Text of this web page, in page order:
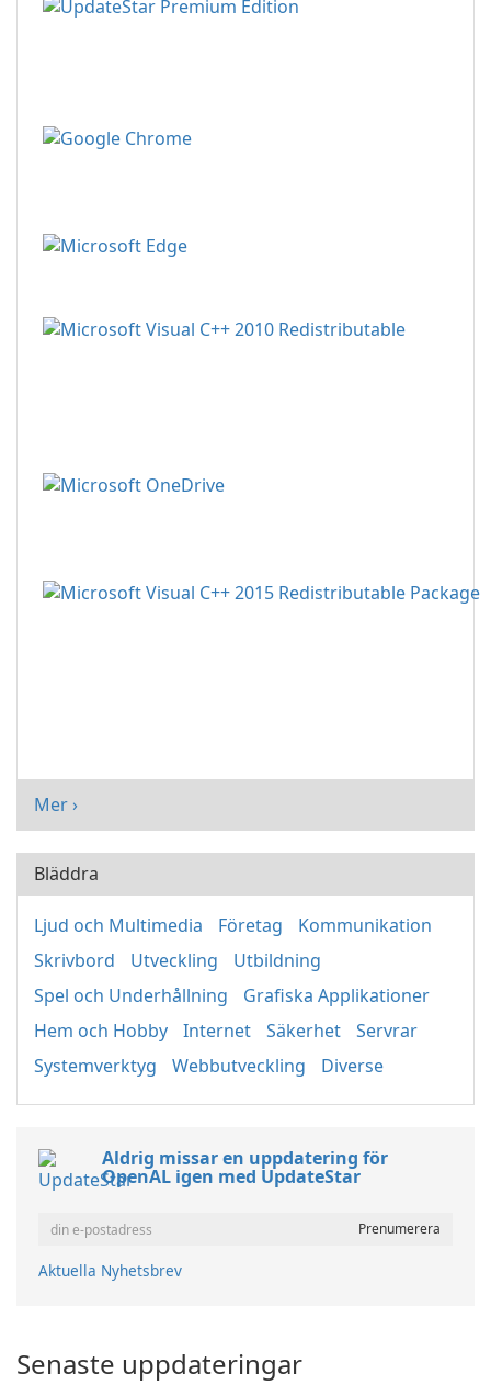
Mer ›
Bläddra
Ljud och Multimedia Företag
Kommunikation
Skrivbord
Utveckling
Utbildning
Spel och Underhållning
Grafiska Applikationer
Hem och Hobby
Internet Säkerhet
Servrar
Systemverktyg
Webbutveckling Diverse
Aldrig missar en uppdatering för
OpenAL igen med UpdateStar
Aktuella Nyhetsbrev
Senaste uppdateringar